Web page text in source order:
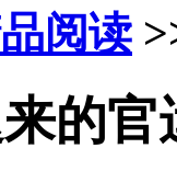
阅读
来的官